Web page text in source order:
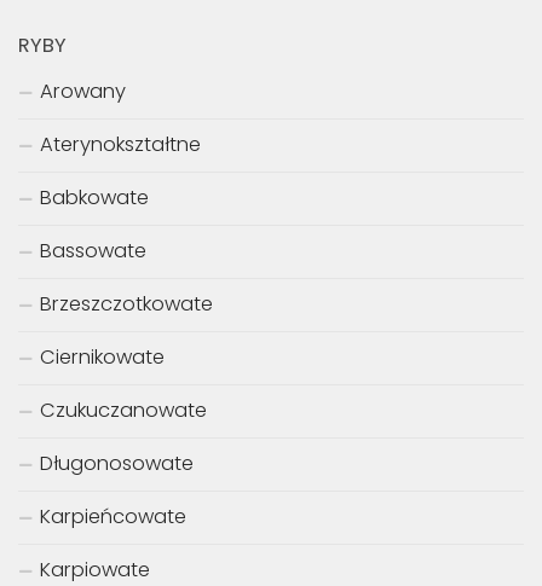
RYBY
Arowany
Aterynokształtne
Babkowate
Bassowate
Brzeszczotkowate
Ciernikowate
Czukuczanowate
Długonosowate
Karpieńcowate
Karpiowate